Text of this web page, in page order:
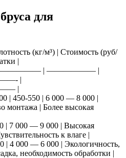
для
(кг/м³) | Стоимость (руб/
|
| —————— |
|
|
| 450-550 | 6 000 — 8 000 |
монтажа | Более высокая
| 7 000 — 9 000 | Высокая
к влаге |
| 4 000 — 6 000 | Экологичность,
необходимость обработки |